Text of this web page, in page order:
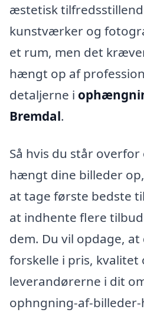
æstetisk
kunstværker og
et rum, men det
hængt op af
detaljerne i
Bremdal.
Så hvis du står
hængt dine billeder
at tage første bedste
at indhente flere
dem. Du vil opdage,
forskelle i pris, kvalitet
leverandørerne i dit
ophngning-af-